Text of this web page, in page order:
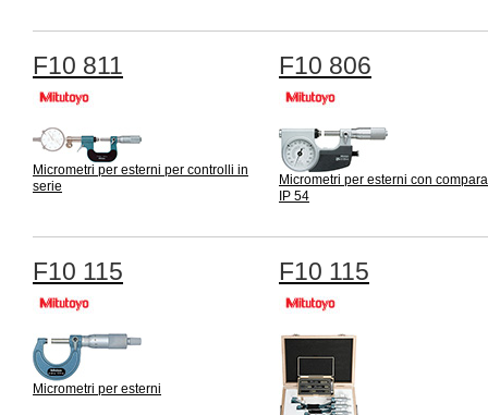
F10 811
Micrometri per esterni per controlli in
serie
F10 806
Micrometri per esterni con
IP 54
F10 115
Micrometri per esterni
F10 115